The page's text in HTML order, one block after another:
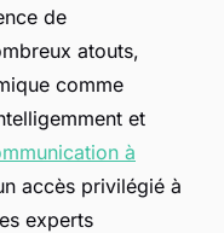
de
atouts,
comme
et
à
accès privilégié à
experts